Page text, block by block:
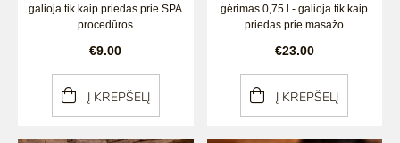
galioja tik kaip priedas prie SPA
procedūros
€9.00
Į KREPŠELĮ
gėrimas 0,75 l - galioja tik kaip
priedas prie masažo
€23.00
Į KREPŠELĮ